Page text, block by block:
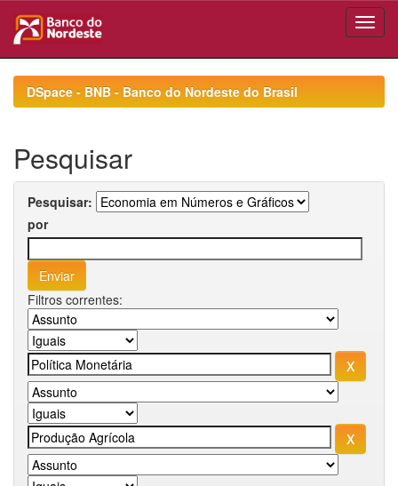
navigationDSpace - BNB - Banco do Nordeste do Brasil
Pesquisar
Pesquisar:
por
Filtros correntes: